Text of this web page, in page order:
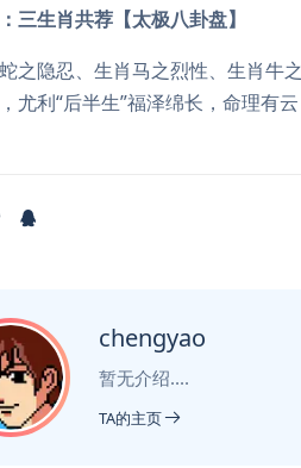
三生肖共荐【太极八卦盘】
之隐忍、生肖马之烈性、生肖牛
尤利“后半生”福泽绵长，命理有
chengyao
暂无介绍....
TA的主页